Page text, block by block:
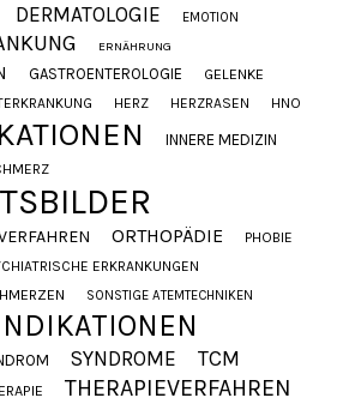
DERMATOLOGIE EMOTION
ERNÄHRUNG
GASTROENTEROLOGIE GELENKE
HERZ HERZRASEN HNO
INNERE MEDIZIN
ORTHOPÄDIE PHOBIE
ERKRANKUNGEN
SONSTIGE ATEMTECHNIKEN
SYNDROME TCM
THERAPIEVERFAHREN